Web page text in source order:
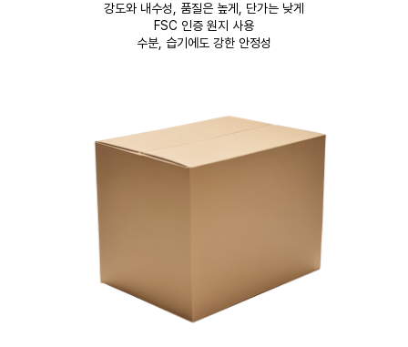
강도와 내수성, 품질은 높게, 단가는 낮게
FSC 인증 원지 사용
수분, 습기에도 강한 안정성